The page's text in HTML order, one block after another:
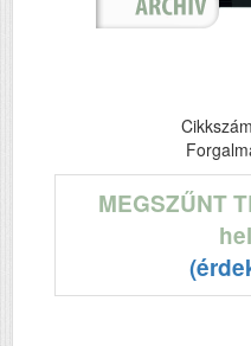
MEGSZŰNT